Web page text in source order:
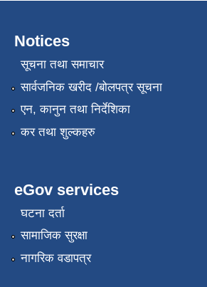
Notices
सूचना तथा समाचार
सार्वजनिक खरीद /बोलपत्र सूचना
एन, कानुन तथा निर्देशिका
कर तथा शुल्कहरु
eGov services
घटना दर्ता
सामाजिक सुरक्षा
नागरिक वडापत्र